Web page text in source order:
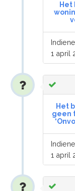
Het
1 april
Het
geen
1 april